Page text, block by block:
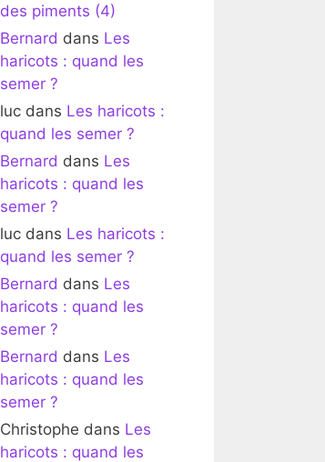
des piments (4)
Bernard dans Les
haricots : quand les
semer ?
luc dans Les haricots :
quand les semer ?
Bernard dans Les
haricots : quand les
semer ?
luc dans Les haricots :
quand les semer ?
Bernard dans Les
haricots : quand les
semer ?
Bernard dans Les
haricots : quand les
semer ?
Christophe dans Les
haricots : quand les